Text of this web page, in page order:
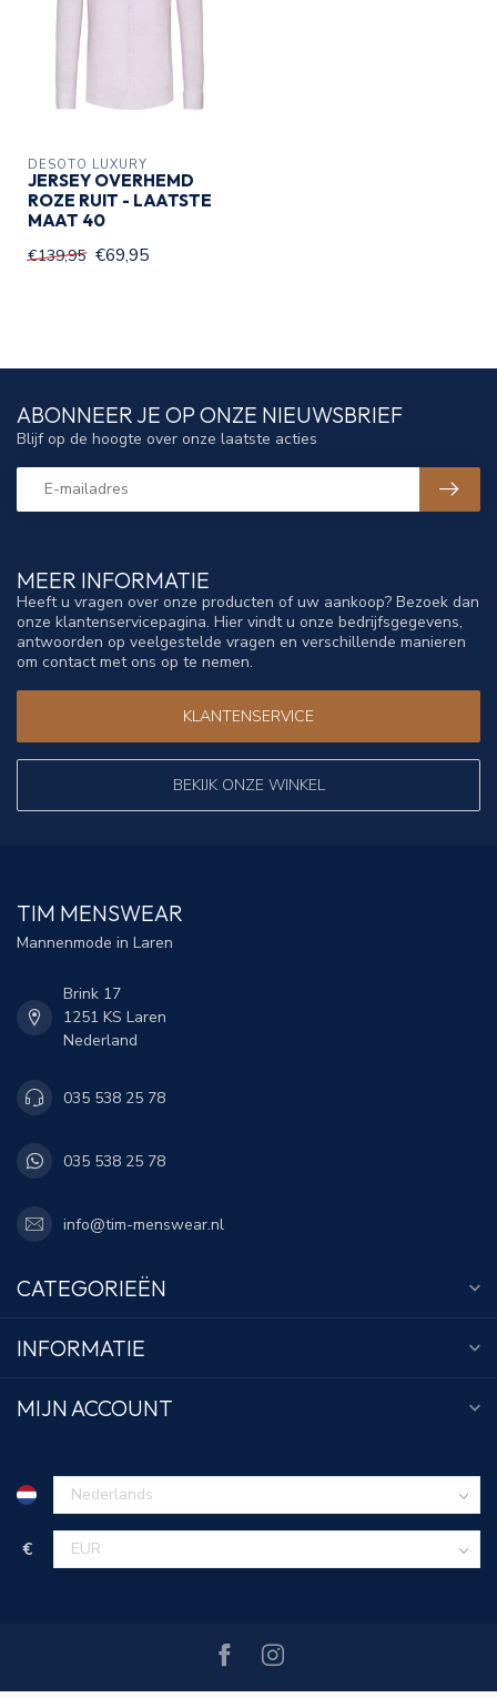
DESOTO LUXURY
JERSEY OVERHEMD
ROZE RUIT - LAATSTE
MAAT 40
€139,95 €69,95
MEER INFORMATIE
Heeft u vragen over onze producten of uw aankoop? Bezoek dan
onze klantenservicepagina. Hier vindt u onze bedrijfsgegevens,
antwoorden op veelgestelde vragen en verschillende manieren
om contact met ons op te nemen.
KLANTENSERVICE
BEKIJK ONZE WINKEL
ABONNEER JE OP ONZE NIEUWSBRIEF
Blijf op de hoogte over onze laatste acties
TIM MENSWEAR
Mannenmode in Laren
Brink 17
1251 KS Laren
Nederland
035 538 25 78
035 538 25 78
info@tim-menswear.nl
CATEGORIEËN
INFORMATIE
MIJN ACCOUNT
€